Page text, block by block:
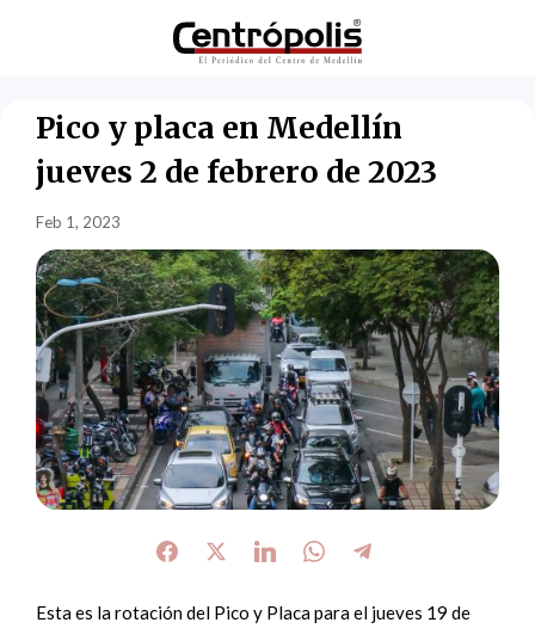
Pico y placa en Medellín
jueves 2 de febrero de 2023
Feb 1, 2023
Esta es la rotación del Pico y Placa para el jueves 19 de